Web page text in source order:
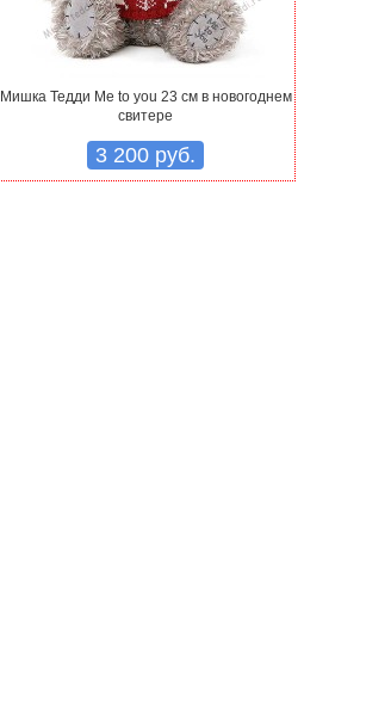
Мишка Тедди Me to you 23 см в новогоднем
свитере
3 200 руб.